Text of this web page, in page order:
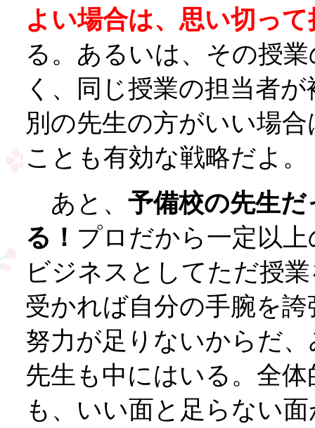
よい場合は、思い切っ
る。あるいは、その授
く、同じ授業の担当者
別の先生の方がいい場合
ことも有効な戦略だよ。
あと、 予備校の先生
る！ プロだから一定以
ビジネスとしてただ授
受かれば自分の手腕を
努力が足りないからだ
先生も中にはいる。全
も、いい面と足らない